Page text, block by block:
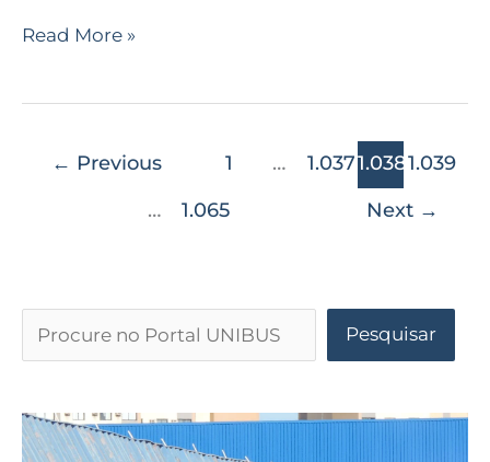
Read More »
← Previous 1 … 1.0371.0381.039
…
1.065 Next →
Pesquisar